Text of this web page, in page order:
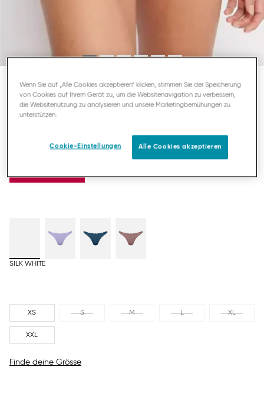
SLOGGI ZERO FEEL BLISS
STRING
SILK WHITE
XS S M L XL
XXL
Finde deine Grösse
Wenn Sie auf „Alle Cookies akzeptieren“ klicken, stimmen Sie der Speicherung
von Cookies auf Ihrem Gerät zu, um die Websitenavigation zu verbessern,
die Websitenutzung zu analysieren und unsere Marketingbemühungen zu
unterstützen.
Cookie-Einstellungen Alle Cookies akzeptieren